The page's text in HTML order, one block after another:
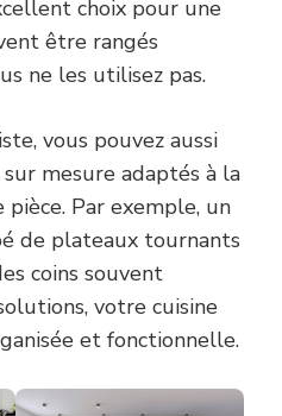
choix pour une
être rangés
ne les utilisez pas.
vous pouvez aussi
mesure adaptés à la
Par exemple, un
de plateaux tournants
coins souvent
votre cuisine
et fonctionnelle.